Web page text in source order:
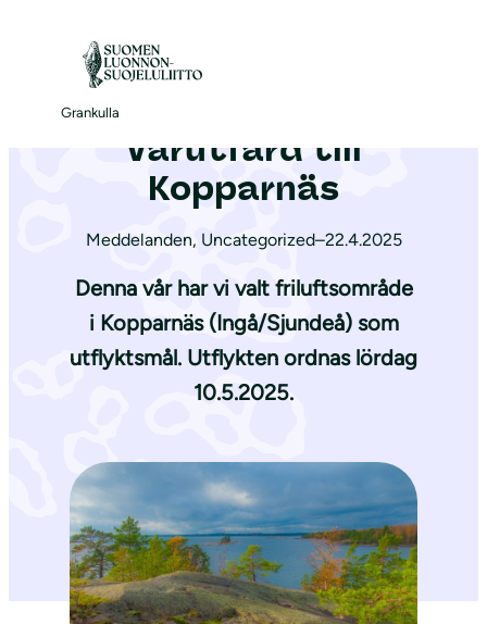
Grankulla
Framsida|Aktuellt|Vårutfärd till Kopparnäs
Vårutfärd till
Kopparnäs
Meddelanden, Uncategorized–22.4.2025
Denna vår har vi valt friluftsområde
i Kopparnäs (Ingå/Sjundeå) som
utflyktsmål. Utflykten ordnas lördag
10.5.2025.